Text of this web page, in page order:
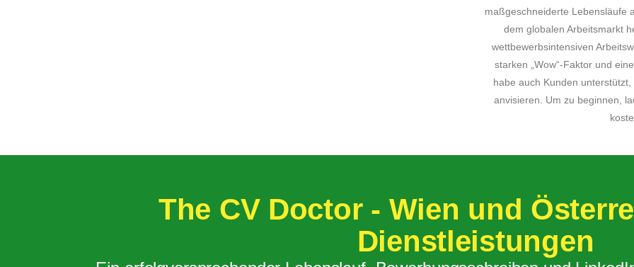
maßgeschneiderte Lebensläufe
dem globalen Arbeitsmarkt
wettbewerbsintensiven
starken „Wow“-Faktor und
habe auch Kunden
anvisieren. Um zu beginnen,
The CV Doctor - Wien und
Dienstleistungen